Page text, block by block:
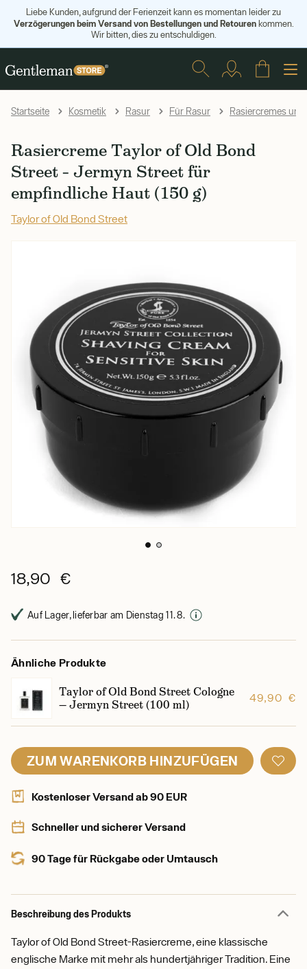
Liebe Kunden, aufgrund der Ferienzeit kann es momentan leider zu
Verzögerungen beim Versand von Bestellungen und Retourenkommen.
Wir bitten, dies zu entschuldigen.
Startseite Kosmetik Rasur Für Rasur Rasiercremes
Rasiercreme Taylor of Old Bond
Street – Jermyn Street für
empfindliche Haut (150 g)
Taylor of Old Bond Street
18,90 €
Auf Lager, lieferbar am Dienstag 11. 8.
Ähnliche Produkte
Taylor of Old Bond Street Cologne
— Jermyn Street (100 ml)
49,90 €
ZUM WARENKORB HINZUFÜGEN
Kostenloser Versand ab 90 EUR
Schneller und sicherer Versand
90 Tage für Rückgabe oder Umtausch
Beschreibung des Produkts
Taylor of Old Bond Street-Rasiercreme, eine klassische
englische Marke mit mehr als hundertjähriger Tradition. Eine